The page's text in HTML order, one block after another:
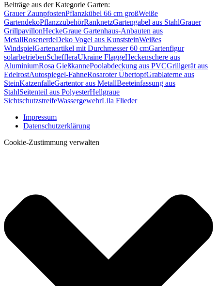
Beiträge aus der Kategorie Garten:
Grauer ZaunpfostenPflanzkübel 66 cm großWeiße
GartendekoPflanzzubehörRanknetzGartengabel aus StahlGrauer
GrillpavillonHeckeGraue Gartenhaus-Anbauten aus
MetallRosenerdeDeko Vogel aus KunststeinWeißes
WindspielGartenartikel mit Durchmesser 60 cmGartenfigur
solarbetriebenScheffleraUkraine FlaggeHeckenschere aus
AluminiumRosa GießkannePoolabdeckung aus PVCGrillgerät aus
EdelrostAutospiegel-FahneRosaroter ÜbertopfGrablaterne aus
SteinKatzenfalleGartentor aus MetallBeeteinfassung aus
StahlSeitenteil aus PolyesterHellgraue
SichtschutzstreifeWassergewehrLila Flieder
Impressum
Datenschutzerklärung
Cookie-Zustimmung verwalten